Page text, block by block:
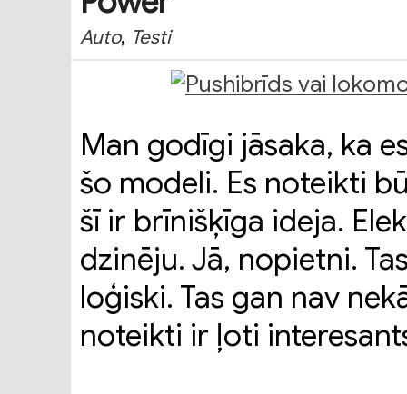
Auto, Testi
Man godīgi jāsaka, ka
šo modeli. Es noteikti
šī ir brīnišķīga ideja.
dzinēju. Jā, nopietni.
loģiski. Tas gan nav
noteikti ir ļoti